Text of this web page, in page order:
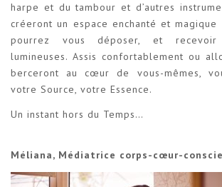
harpe et du tambour et d’autres
créeront un espace enchanté et
pourrez vous déposer, et recevoir
lumineuses. Assis confortablement ou
berceront au cœur de vous-mêmes,
votre Source, votre Essence.
Un instant hors du Temps…
Méliana, Médiatrice corps-cœur-